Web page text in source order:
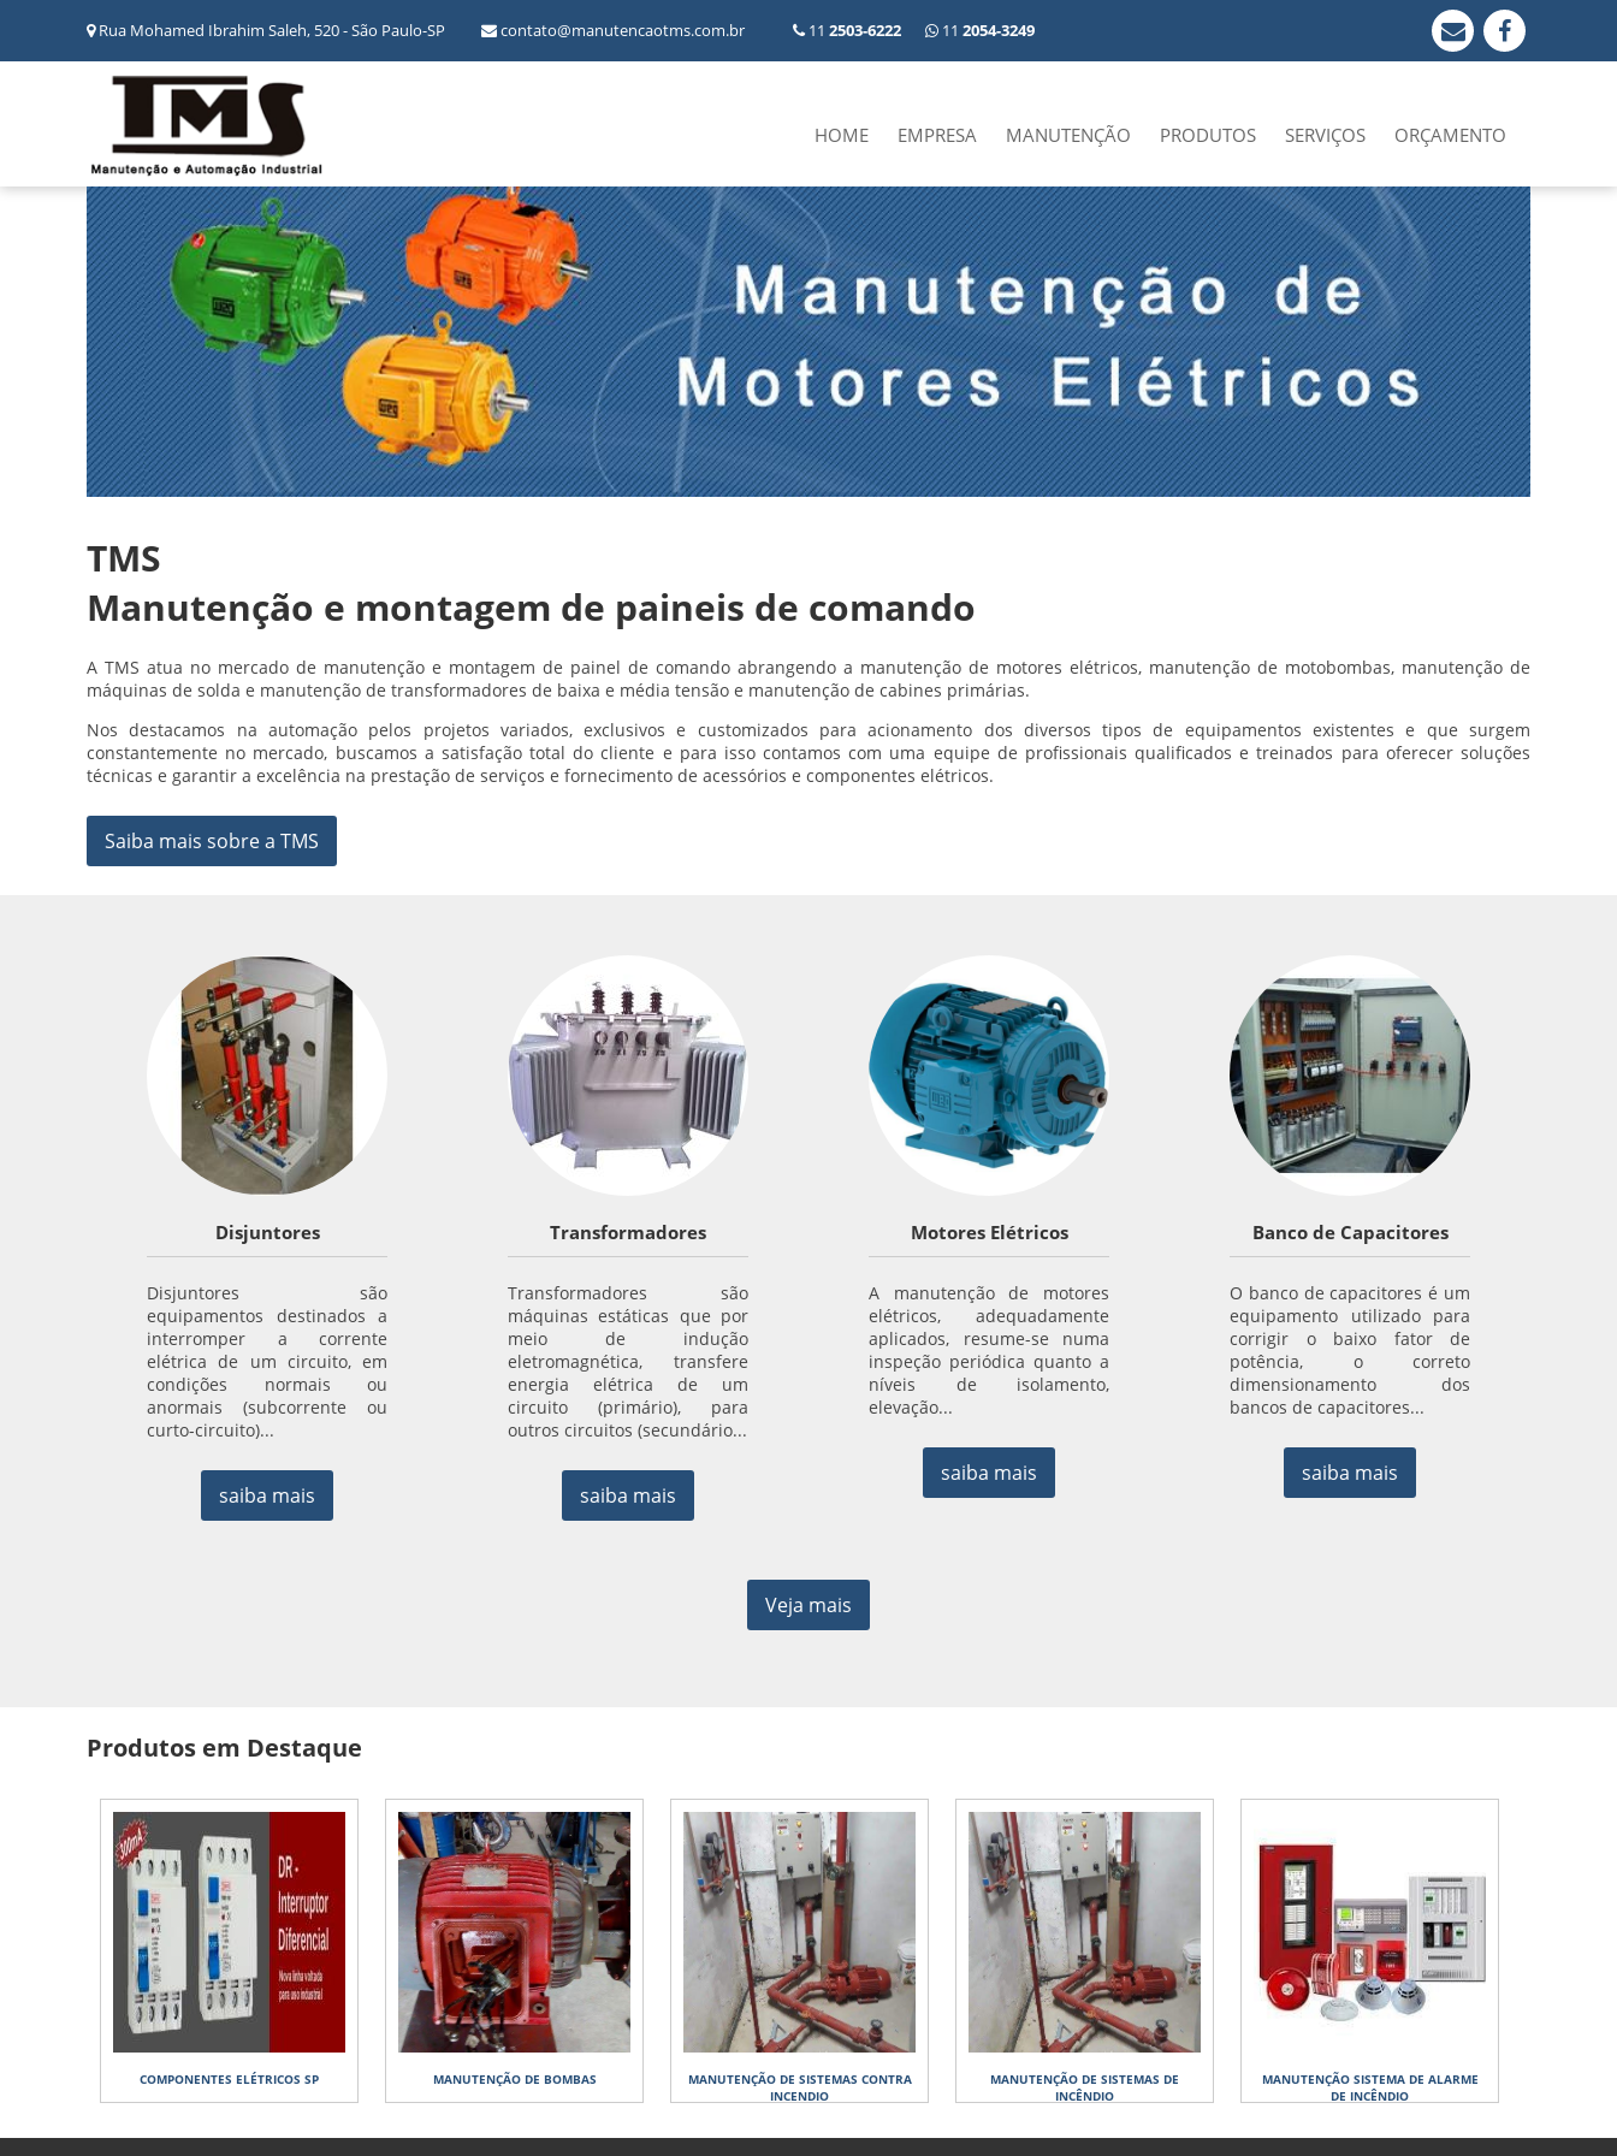
Rua Mohamed Ibrahim Saleh, 520 - São Paulo-SP contato@manutencaotms.com.br 11 2503-6222 11 2054-3249
HOME EMPRESA MANUTENÇÃO PRODUTOS SERVIÇOS ORÇAMENTO
TMS
Manutenção e montagem de paineis de comando
A TMS atua no mercado de manutenção e montagem de painel de comando abrangendo a manutenção de motores elétricos, manutenção de motobombas, manutenção de
máquinas de solda e manutenção de transformadores de baixa e média tensão e manutenção de cabines primárias.
Nos destacamos na automação pelos projetos variados, exclusivos e customizados para acionamento dos diversos tipos de equipamentos existentes e que surgem
constantemente no mercado, buscamos a satisfação total do cliente e para isso contamos com uma equipe de profissionais qualificados e treinados para oferecer soluções
técnicas e garantir a excelência na prestação de serviços e fornecimento de acessórios e componentes elétricos.
Saiba mais sobre a TMS
Disjuntores
Disjuntores são
equipamentos destinados a
interromper a corrente
elétrica de um circuito, em
condições normais ou
anormais (subcorrente ou
curto-circuito)...
saiba mais
Transformadores
Transformadores são
máquinas estáticas que por
meio de indução
eletromagnética, transfere
energia elétrica de um
circuito (primário), para
outros circuitos (secundário...
saiba mais
Motores Elétricos
A manutenção de motores
elétricos, adequadamente
aplicados, resume-se numa
inspeção periódica quanto a
níveis de isolamento,
elevação...
saiba mais
Banco de Capacitores
O banco de capacitores é um
equipamento utilizado para
corrigir o baixo fator de
potência, o correto
dimensionamento dos
bancos de capacitores...
saiba mais
Veja mais
Produtos em Destaque
COMPONENTES ELÉTRICOS SP MANUTENÇÃO DE BOMBAS
MANUTENÇÃO DE SISTEMAS CONTRA
INCENDIO
MANUTENÇÃO DE SISTEMAS DE
INCÊNDIO
MANUTENÇÃO SISTEMA DE ALARME
DE INCÊNDIO